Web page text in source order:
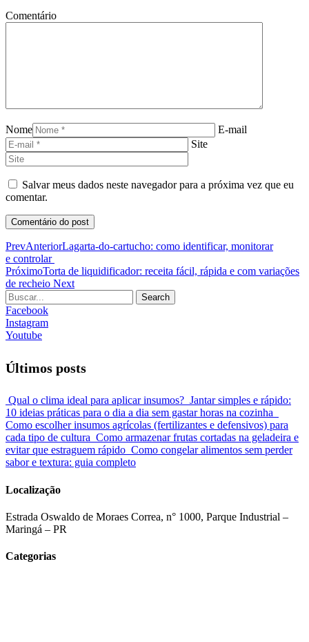
Comentário
Nome
E-mail
Site
Salvar meus dados neste navegador para a próxima vez que eu
comentar.
PrevAnteriorLagarta-do-cartucho: como identificar, monitorar
e controlar
PróximoTorta de liquidificador: receita fácil, rápida e com variações
de recheio Next
Search
Facebook
Instagram
Youtube
Últimos posts
Qual o clima ideal para aplicar insumos? Jantar simples e rápido:
10 ideias práticas para o dia a dia sem gastar horas na cozinha
Como escolher insumos agrícolas (fertilizantes e defensivos) para
cada tipo de cultura Como armazenar frutas cortadas na geladeira e
evitar que estraguem rápido Como congelar alimentos sem perder
sabor e textura: guia completo
Localização
Estrada Oswaldo de Moraes Correa, n° 1000, Parque Industrial –
Maringá – PR
Categorias